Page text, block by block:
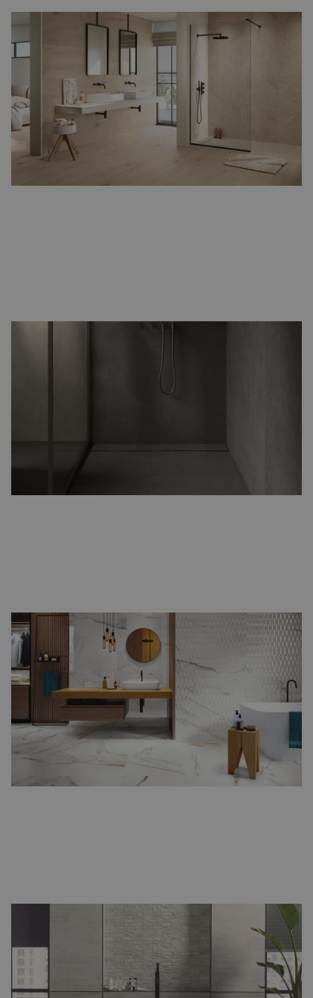
Houtlook badkamertegels
De warmte van hout, gecombineerd met het gemak van
keramiek. Daardoor zijnhoutlook badkamertegels
tegels om uw badkamer een natuurlijke en sfeervolle uitstraling
te geven.
in de afmetingen 80x80 of 120x120
creëert u een rustige, ruimtelijke uitstraling met minder voegen.
Marmerlook badkamertegels
Breng luxe en elegantie in uw badkamer met marmerlook tegels
Rijke patronen en natuurlijke variaties zorgen voor een stijlvolle
en tijdloze sfeer.
Natuursteenlook, hexagon en terrazzo
Voor wie een bijzondere twist wil, zijn er natuursteenlook tegels,
speelse
en terrazzo varianten. Hiermee maakt u
van uw badkamer echt iets unieks.